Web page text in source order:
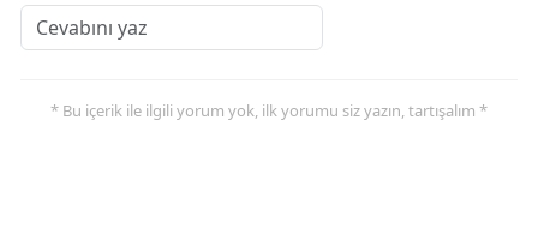
* Bu içerik ile ilgili yorum yok, ilk yorumu siz yazın, tartışalım *